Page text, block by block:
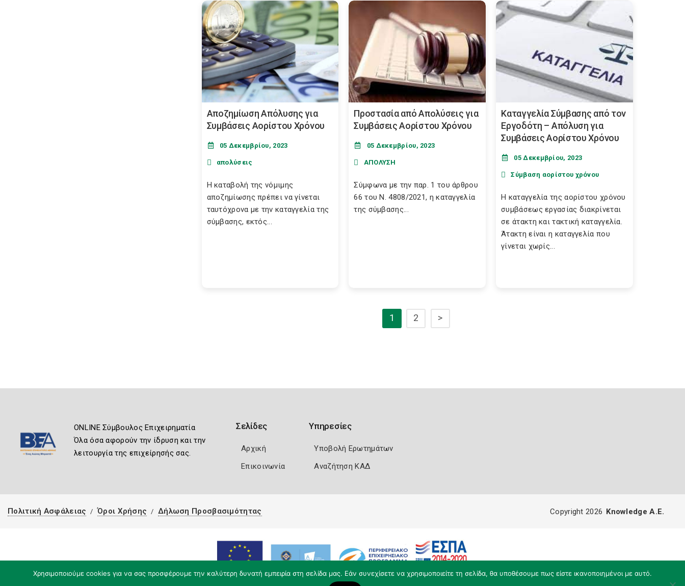
Αποζημίωση Απόλυσης για
Συμβάσεις Αορίστου Χρόνου
05 Δεκεμβρίου, 2023
απολύσεις
Η καταβολή της νόμιμης
αποζημίωσης πρέπει να γίνεται
ταυτόχρονα με την καταγγελία της
σύμβασης, εκτός...
Προστασία από Aπολύσεις για
Συμβάσεις Αορίστου Χρόνου
05 Δεκεμβρίου, 2023
ΑΠΟΛΥΣΗ
Σύμφωνα με την παρ. 1 του άρθρου
66 του Ν. 4808/2021, η καταγγελία
της σύμβασης...
Καταγγελία Σύμβασης από τον
Εργοδότη – Απόλυση για
Συμβάσεις Αορίστου Χρόνου
05 Δεκεμβρίου, 2023
Σύμβαση αορίστου χρόνου
Η καταγγελία της αορίστου χρόνου
συμβάσεως εργασίας διακρίνεται
σε άτακτη και τακτική καταγγελία.
Άτακτη είναι η καταγγελία που
γίνεται χωρίς...
1 2 >
ONLINE Σύμβουλος Επιχειρηματία
Όλα όσα αφορούν την ίδρυση και την
λειτουργία της επιχείρησής σας.
Σελίδες
Αρχική
Επικοινωνία
Υπηρεσίες
Υποβολή Ερωτημάτων
Αναζήτηση ΚΑΔ
Πολιτική Ασφάλειας Όροι Χρήσης Δήλωση Προσβασιμότητας
Χρησιμοποιούμε cookies για να σας προσφέρουμε την καλύτερη δυνατή εμπειρία στη σελίδα μας. Εάν συνεχίσετε να χρησιμοποιείτε τη σελίδα, θα υποθέσουμε πως είστε ικανοποιημένοι με αυτό.
Copyright 2026 Knowledge A.E.